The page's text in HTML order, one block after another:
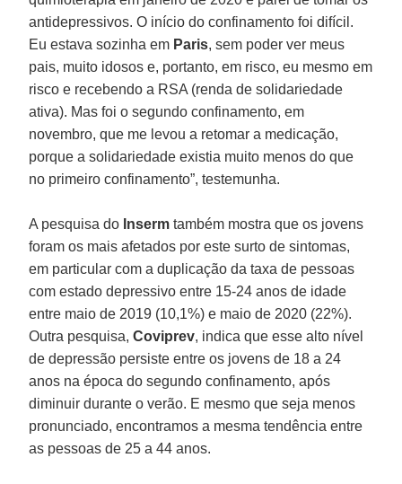
antidepressivos. O início do confinamento foi difícil.
Eu estava sozinha em Paris, sem poder ver meus
pais, muito idosos e, portanto, em risco, eu mesmo em
risco e recebendo a RSA (renda de solidariedade
ativa). Mas foi o segundo confinamento, em
novembro, que me levou a retomar a medicação,
porque a solidariedade existia muito menos do que
no primeiro confinamento”, testemunha.
A pesquisa do Inserm também mostra que os jovens
foram os mais afetados por este surto de sintomas,
em particular com a duplicação da taxa de pessoas
com estado depressivo entre 15-24 anos de idade
entre maio de 2019 (10,1%) e maio de 2020 (22%).
Outra pesquisa,Coviprev, indica que esse alto nível
de depressão persiste entre os jovens de 18 a 24
anos na época do segundo confinamento, após
diminuir durante o verão. E mesmo que seja menos
pronunciado, encontramos a mesma tendência entre
as pessoas de 25 a 44 anos.